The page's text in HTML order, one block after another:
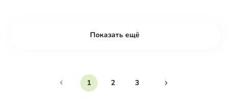
Показать ещё
1 2 3